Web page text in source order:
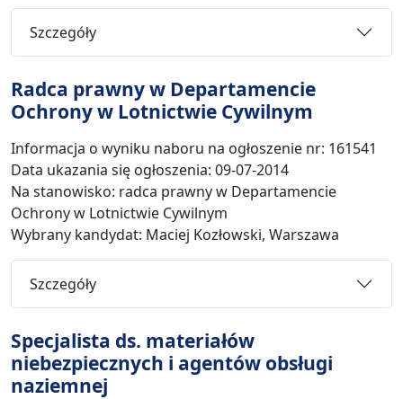
Szczegóły
Radca prawny w Departamencie
Ochrony w Lotnictwie Cywilnym
Informacja o wyniku naboru na ogłoszenie nr: 161541
Data ukazania się ogłoszenia: 09-07-2014
Na stanowisko: radca prawny w Departamencie
Ochrony w Lotnictwie Cywilnym
Wybrany kandydat: Maciej Kozłowski, Warszawa
Szczegóły
Specjalista ds. materiałów
niebezpiecznych i agentów obsługi
naziemnej